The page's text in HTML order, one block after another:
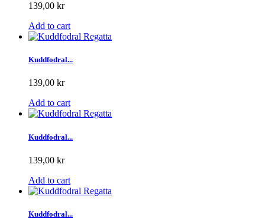
139,00 kr
Add to cart
Kuddfodral...
139,00 kr
Add to cart
Kuddfodral...
139,00 kr
Add to cart
Kuddfodral...